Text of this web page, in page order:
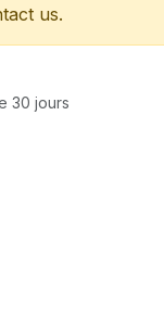
us.
30 jours